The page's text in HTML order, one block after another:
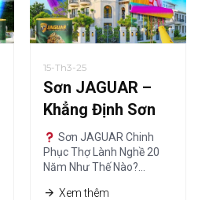
15-Th3-25
Sơn JAGUAR –
Khẳng Định Sơn
Chất Lượng
Chuẩn Thợ Lành
Nghề
Sơn JAGUAR Chinh
Phục Thợ Lành Nghề 20
Năm Như Thế Nào?…
Xem thêm